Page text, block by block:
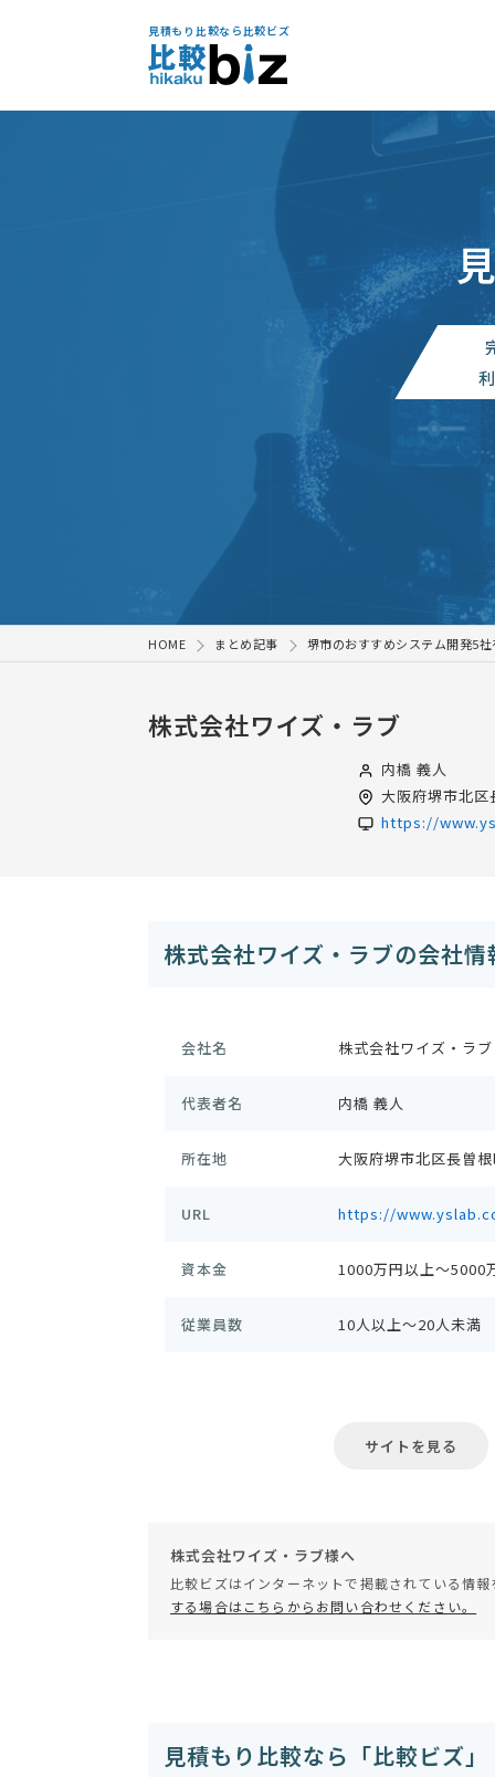
見積もり比較なら比較ビズ
HOME まとめ記事 堺市のおすすめシステム開発5
株式会社ワイズ・ラブ
内橋 義人
大阪府堺市北
https://
株式会社ワイズ・ラブの会社情
会社名 株式会社ワイズ・ラブ
代表者名 内橋 義人
所在地 大阪府堺市北区長曽
URL https://
資本金 1000万円以上～5000
従業員数 10人以上～20人未満
サイトを見る
株式会社ワイズ・ラブ様へ
比較ビズはインターネットで掲載されている情
する場合はこちらからお問い合わせください。
見積もり比較なら「比較ビズ」